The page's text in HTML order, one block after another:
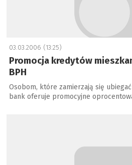
03.03.2006 (13:25)
Promocja kredytów
BPH
Osobom, które zamierzają się
bank oferuje promocyjne